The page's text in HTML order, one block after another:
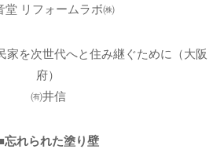
堂 リフォームラボ㈱
家を次世代へと住み継ぐために（大阪
府）
㈲井信
忘れられた塗り壁